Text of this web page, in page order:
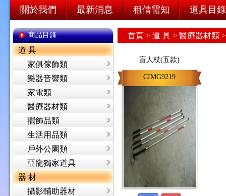
關於我們 最新消息 租借需知 道具目錄
商品目錄
道 具
家俱傢飾類
樂器音響類
家電類
醫療器材類
擺飾品類
生活用品類
戶外公園類
亞龍獨家道具
器 材
攝影輔助器材
首頁 > 道 具 > 醫療器材類
盲人杖(五款)
CIMG9219